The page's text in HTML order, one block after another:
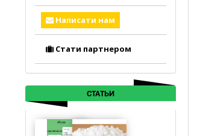
Написати нам
Стати партнером
СТАТЬИ